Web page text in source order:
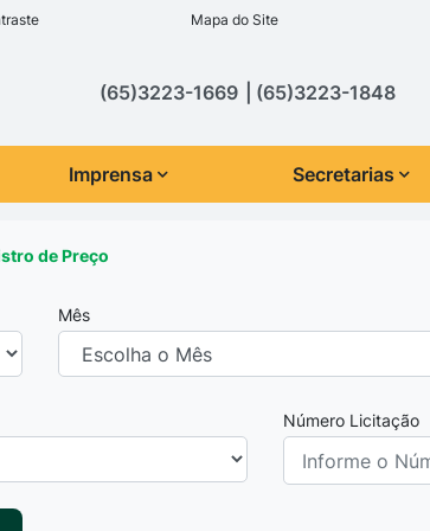
de acessibilidade
Mapa do Site
(65)3223-1669 (65)3223-1848
Imprensa Secretarias
de Preço
Mês
Número Licitação